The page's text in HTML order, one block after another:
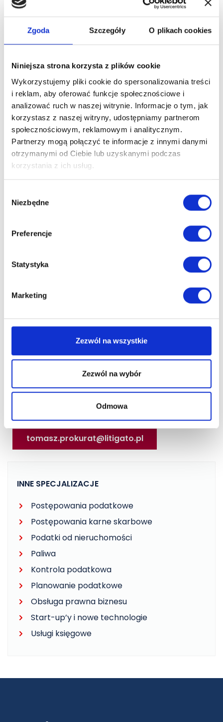
Zgoda Szczegóły O plikach cookies
Niniejsza strona korzysta z plików cookie
Wykorzystujemy pliki cookie do spersonalizowania treści
i reklam, aby oferować funkcje społecznościowe i
analizować ruch w naszej witrynie. Informacje o tym, jak
korzystasz z naszej witryny, udostępniamy partnerom
społecznościowym, reklamowym i analitycznym.
Partnerzy mogą połączyć te informacje z innymi danymi
otrzymanymi od Ciebie lub uzyskanymi podczas
korzystania z ich usług.
zgody
Niezbędne
Preferencje
Statystyka
Marketing
Zezwól na wszystkie
Zezwól na wybór
Odmowa
Tomasz Prokurat
Radca prawny | Doradca
Telefon:+48 508 327 308
Email:
tomasz.prokurat@litigato.pl
UMÓW KONSULTACJĘ
EKSPERCI
TOMASZ PROKURAT
podatkowy
tomasz.prokurat@litigato.pl
INNE SPECJALIZACJE
Postępowania podatkowe
Postępowania karne skarbowe
Podatki od nieruchomości
Paliwa
Kontrola podatkowa
Planowanie podatkowe
Obsługa prawna biznesu
Start-up’y i nowe technologie
Usługi księgowe